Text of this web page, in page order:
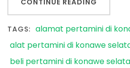
TAGS: alamat pertamini di
alat pertamini di konawe
beli pertamini di konawe